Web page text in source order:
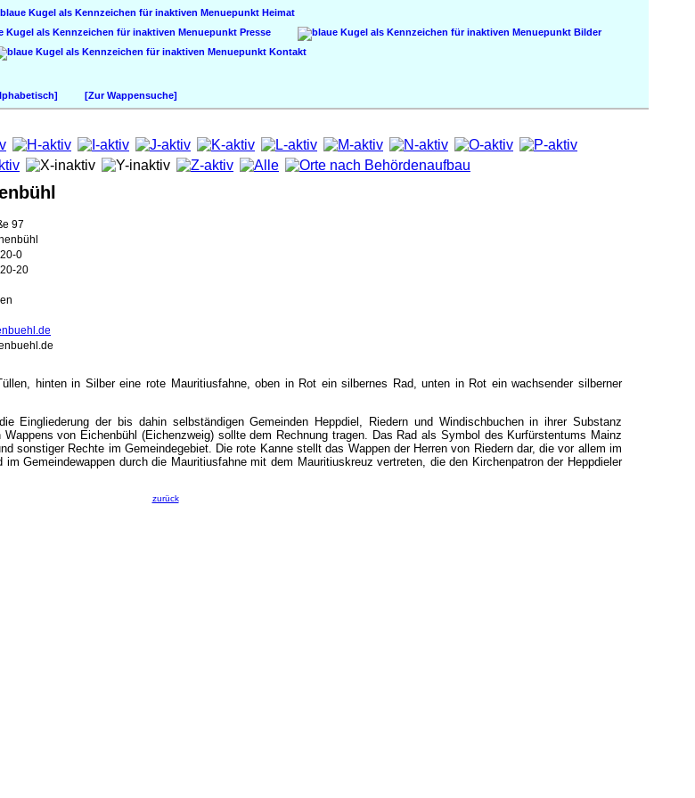
Heimat
Presse
Bilder
Kontakt
[Zur Wappensuche]
97
0
20
hinten in Silber eine rote Mauritiusfahne, oben in Rot ein silbernes Rad, unten in Rot ein wachsender silberner
Eingliederung der bis dahin selbständigen Gemeinden Heppdiel, Riedern und Windischbuchen in ihrer Substanz
von Eichenbühl (Eichenzweig) sollte dem Rechnung tragen. Das Rad als Symbol des Kurfürstentums Mainz
sonstiger Rechte im Gemeindegebiet. Die rote Kanne stellt das Wappen der Herren von Riedern dar, die vor allem im
Gemeindewappen durch die Mauritiusfahne mit dem Mauritiuskreuz vertreten, die den Kirchenpatron der Heppdieler
zurück